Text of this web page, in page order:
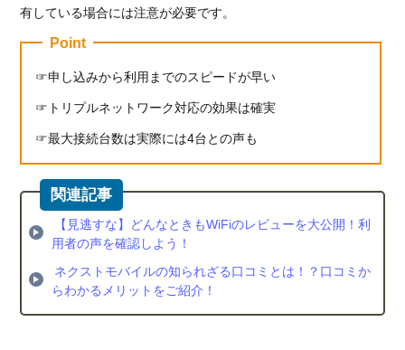
有している場合には注意が必要です。
Point
申し込みから利用までのスピードが早い
トリプルネットワーク対応の効果は確実
最大接続台数は実際には4台との声も
【見逃すな】どんなときもWiFiのレビューを大公開！利
用者の声を確認しよう！
ネクストモバイルの知られざる口コミとは！？口コミか
らわかるメリットをご紹介！